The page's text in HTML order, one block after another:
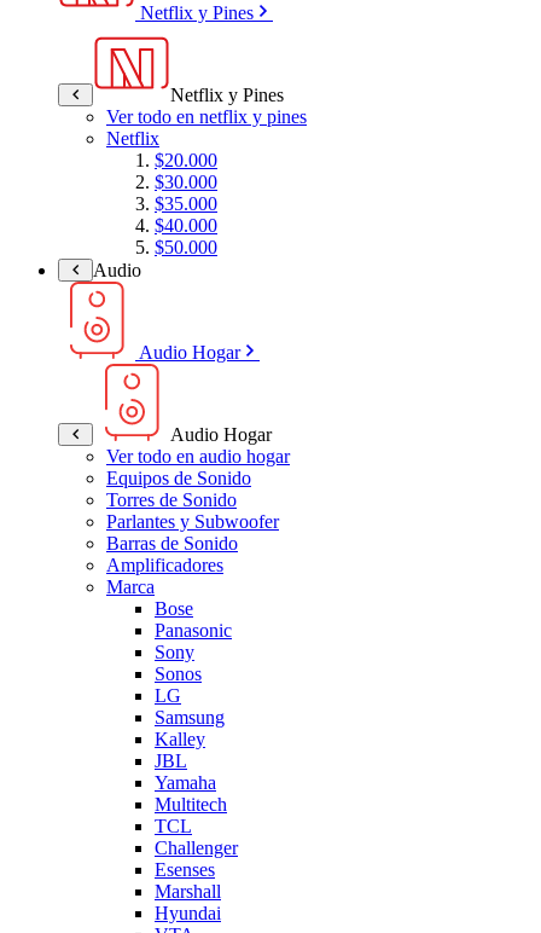
Netflix y Pines
Netflix y Pines
Ver todo en netflix y pines
Netflix
$20.000
$30.000
$35.000
$40.000
$50.000
Audio
Audio Hogar
Audio Hogar
Ver todo en audio hogar
Equipos de Sonido
Torres de Sonido
Parlantes y Subwoofer
Barras de Sonido
Amplificadores
Marca
Bose
Panasonic
Sony
Sonos
LG
Samsung
Kalley
JBL
Yamaha
Multitech
TCL
Challenger
Esenses
Marshall
Hyundai